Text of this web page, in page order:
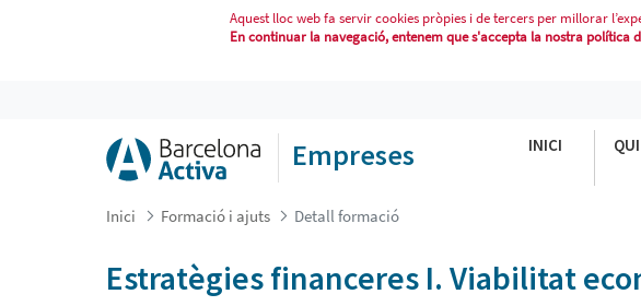
Aquest lloc web fa servir cookies pròpies i de tercers per millorar
En continuar la navegació, entenem que s'accepta la nostra política
Empreses INICI
Inici Formació i ajuts Detall formació
Estratègies financeres I. Viabilitat